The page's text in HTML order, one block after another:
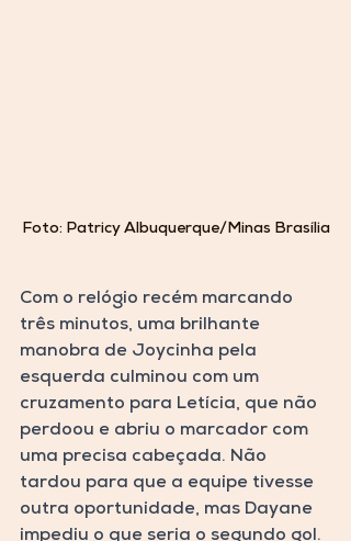
Foto: Patricy Albuquerque/Minas Brasília
Com o relógio recém marcando
três minutos, uma brilhante
manobra de Joycinha pela
esquerda culminou com um
cruzamento para Letícia, que não
perdoou e abriu o marcador com
uma precisa cabeçada. Não
tardou para que a equipe tivesse
outra oportunidade, mas Dayane
impediu o que seria o segundo gol.